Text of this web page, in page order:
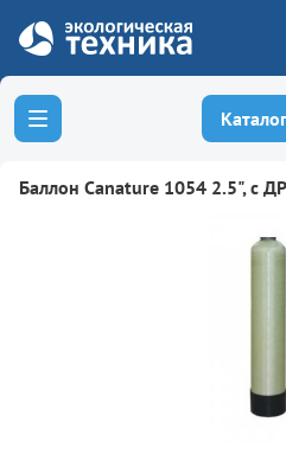
Каталог
Баллон Canature 1054 2.5", с